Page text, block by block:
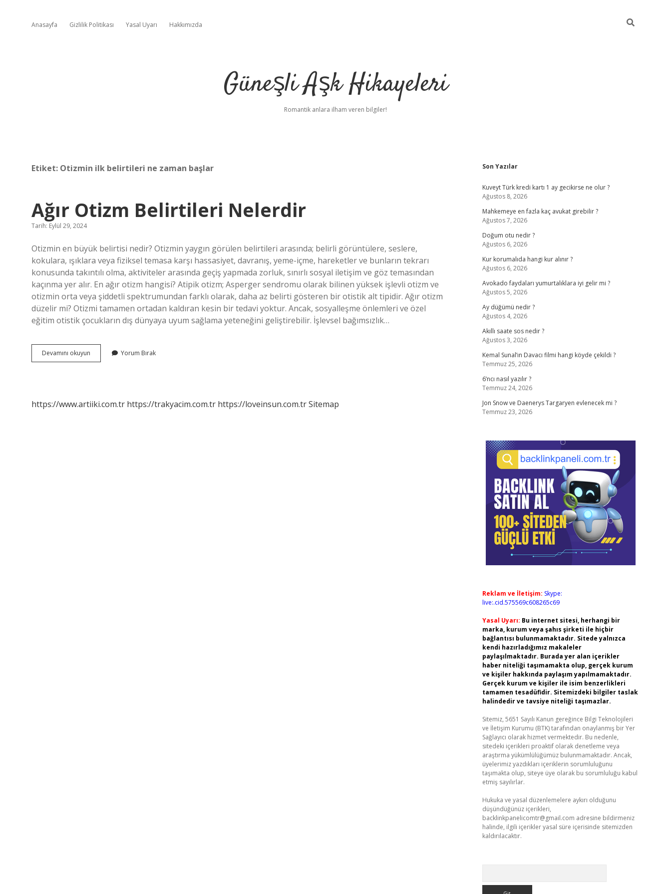
Anasayfa Gizlilik Politikası Yasal Uyarı Hakkımızda
Güneşli Aşk Hikayeleri
Romantik anlara ilham veren bilgiler!
Etiket: Otizmin ilk belirtileri ne zaman başlar
Ağır Otizm Belirtileri Nelerdir
Tarih: Eylül 29, 2024
Otizmin en büyük belirtisi nedir? Otizmin yaygın görülen belirtileri arasında; belirli görüntülere, seslere,
kokulara, ışıklara veya fiziksel temasa karşı hassasiyet, davranış, yeme-içme, hareketler ve bunların tekrarı
konusunda takıntılı olma, aktiviteler arasında geçiş yapmada zorluk, sınırlı sosyal iletişim ve göz temasından
kaçınma yer alır. En ağır otizm hangisi? Atipik otizm; Asperger sendromu olarak bilinen yüksek işlevli otizm ve
otizmin orta veya şiddetli spektrumundan farklı olarak, daha az belirti gösteren bir otistik alt tipidir. Ağır otizm
düzelir mi? Otizmi tamamen ortadan kaldıran kesin bir tedavi yoktur. Ancak, sosyalleşme önlemleri ve özel
eğitim otistik çocukların dış dünyaya uyum sağlama yeteneğini geliştirebilir. İşlevsel bağımsızlık…
Devamını okuyun
Otizm
Yorum Bırak
https://www.artiiki.com.tr https://trakyacim.com.tr https://loveinsun.com.trSitemap
Sidebar
Son Yazılar
Kuveyt Türk kredi kartı 1 ay gecikirse ne olur ?
Ağustos 8, 2026
Mahkemeye en fazla kaç avukat girebilir ?
Ağustos 7, 2026
Doğum otu nedir ?
Ağustos 6, 2026
Kur korumalıda hangi kur alınır ?
Ağustos 6, 2026
Avokado faydaları yumurtalıklara iyi gelir mi ?
Ağustos 5, 2026
Ay düğümü nedir ?
Ağustos 4, 2026
Akıllı saate sos nedir ?
Ağustos 3, 2026
Kemal Sunal’ın Davacı filmi hangi köyde çekildi ?
Temmuz 25, 2026
6’ncı nasıl yazılır ?
Temmuz 24, 2026
Jon Snow ve Daenerys Targaryen evlenecek mi ?
Temmuz 23, 2026
Reklam ve İletişim: Skype:
live:.cid.575569c608265c69
Yasal Uyarı: Bu internet sitesi, herhangi bir
marka, kurum veya şahıs şirketi ile hiçbir
bağlantısı bulunmamaktadır. Sitede yalnızca
kendi hazırladığımız makaleler
paylaşılmaktadır. Burada yer alan içerikler
haber niteliği taşımamakta olup, gerçek kurum
ve kişiler hakkında paylaşım yapılmamaktadır.
Gerçek kurum ve kişiler ile isim benzerlikleri
tamamen tesadüfidir. Sitemizdeki bilgiler taslak
halindedir ve tavsiye niteliği taşımazlar.
Sitemiz, 5651 Sayılı Kanun gereğince Bilgi Teknolojileri
ve İletişim Kurumu (BTK) tarafından onaylanmış bir Yer
Sağlayıcı olarak hizmet vermektedir. Bu nedenle,
sitedeki içerikleri proaktif olarak denetleme veya
araştırma yükümlülüğümüz bulunmamaktadır. Ancak,
üyelerimiz yazdıkları içeriklerin sorumluluğunu
taşımakta olup, siteye üye olarak bu sorumluluğu kabul
etmiş sayılırlar.
Hukuka ve yasal düzenlemelere aykırı olduğunu
düşündüğünüz içerikleri,
backlinkpanelicomtr@gmail.com adresine bildirmeniz
halinde, ilgili içerikler yasal süre içerisinde sitemizden
kaldırılacaktır.
betci